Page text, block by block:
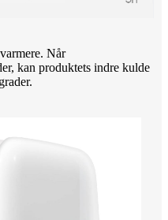
Når
kan produktets indre kulde